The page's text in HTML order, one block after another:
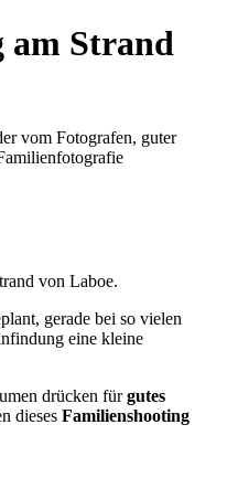
am Strand
von Laboe.
gerade bei so vielen
eine kleine
drücken fürgutes
dieses Familienshooting